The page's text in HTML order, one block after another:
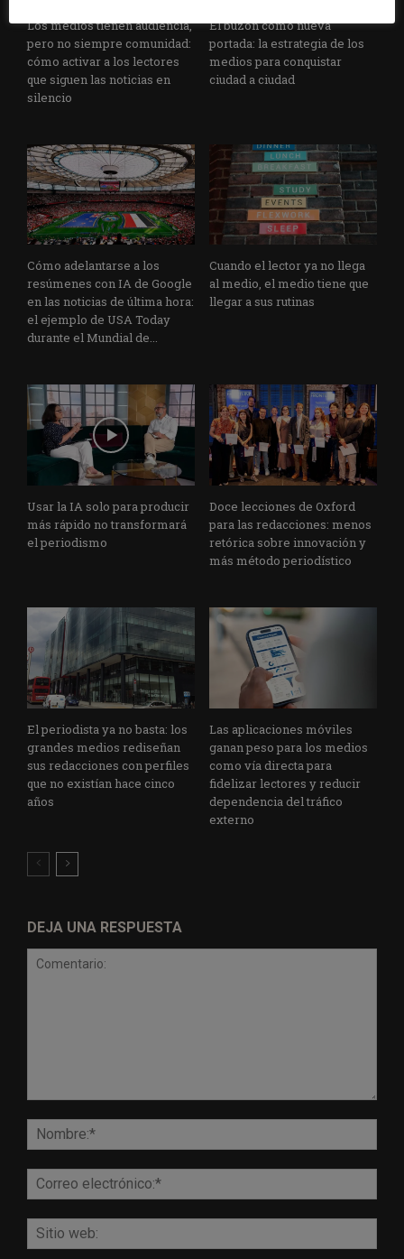
Los medios tienen audiencia,
pero no siempre comunidad:
cómo activar a los lectores
que siguen las noticias en
silencio
El buzón como nueva
portada: la estrategia de los
medios para conquistar
ciudad a ciudad
Cómo adelantarse a los
resúmenes con IA de Google
en las noticias de última hora:
el ejemplo de USA Today
durante el Mundial de...
Cuando el lector ya no llega
al medio, el medio tiene que
llegar a sus rutinas
Usar la IA solo para producir
más rápido no transformará
el periodismo
Doce lecciones de Oxford
para las redacciones: menos
retórica sobre innovación y
más método periodístico
El periodista ya no basta: los
grandes medios rediseñan
sus redacciones con perfiles
que no existían hace cinco
años
Las aplicaciones móviles
ganan peso para los medios
como vía directa para
fidelizar lectores y reducir
dependencia del tráfico
externo
DEJA UNA RESPUESTA